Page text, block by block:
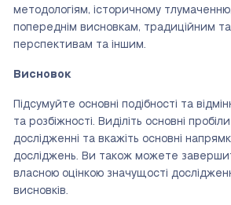
методологіям, історичному
попереднім висновкам, традиційним
перспективам та іншим.
Висновок
Підсумуйте основні подібності та
та розбіжності. Виділіть основні
дослідженні та вкажіть основні
досліджень. Ви також можете
власною оцінкою значущості
висновків.